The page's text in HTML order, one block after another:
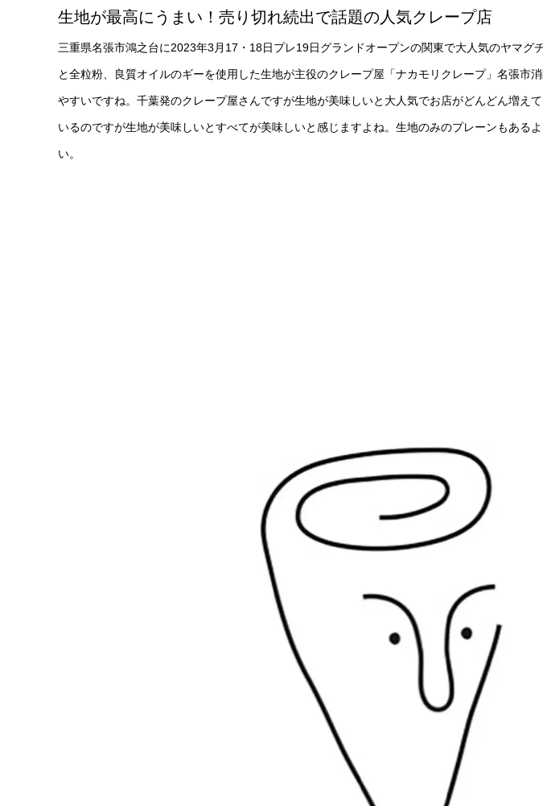
生地が最高にうまい！売り切れ続出で話題の人気クレープ店
三重県名張市鴻之台に2023年3月17・18日プレ19日グランドオープンの関東で大人気のヤマグ
と全粒粉、良質オイルのギーを使用した生地が主役のクレープ屋「ナカモリクレープ」名張市
やすいですね。千葉発のクレープ屋さんですが生地が美味しいと大人気でお店がどんどん増え
いるのですが生地が美味しいとすべてが美味しいと感じますよね。生地のみのプレーンもある
い。